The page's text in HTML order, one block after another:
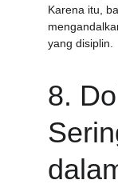
Karena itu,
yang disiplin.
8.